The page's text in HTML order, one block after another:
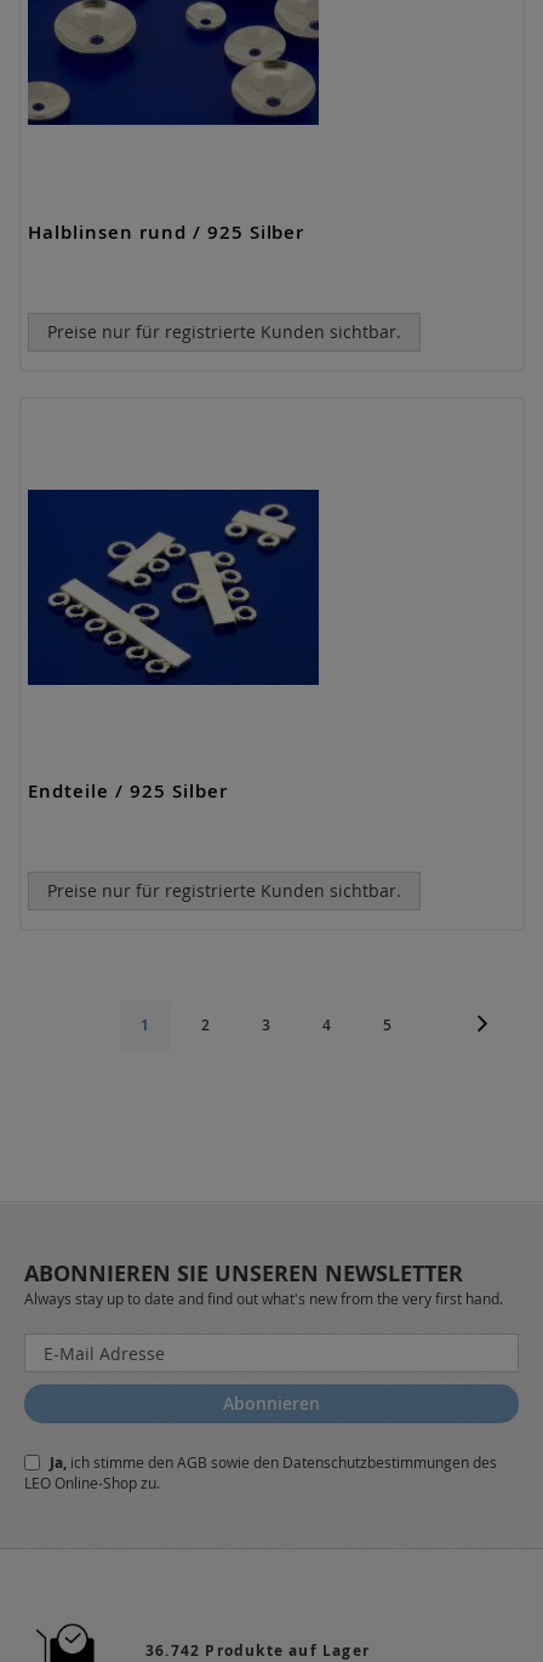
Halblinsen rund / 925 Silber
Preise nur für registrierte Kunden sichtbar.
Endteile / 925 Silber
Preise nur für registrierte Kunden sichtbar.
Sie
1 Seite
2 Seite
3 Seite
4 Seite
5
ABONNIEREN SIE UNSEREN NEWSLETTER
Always stay up to date and find out what's new from the very first hand.
Melden
Sie
sich
für
Newsletter
a:
Abonnieren
Ja, ich stimme denAGB sowie den Datenschutzbestimmungendes
LEO Online-Shop zu.
36.742 Produkte auf Lager